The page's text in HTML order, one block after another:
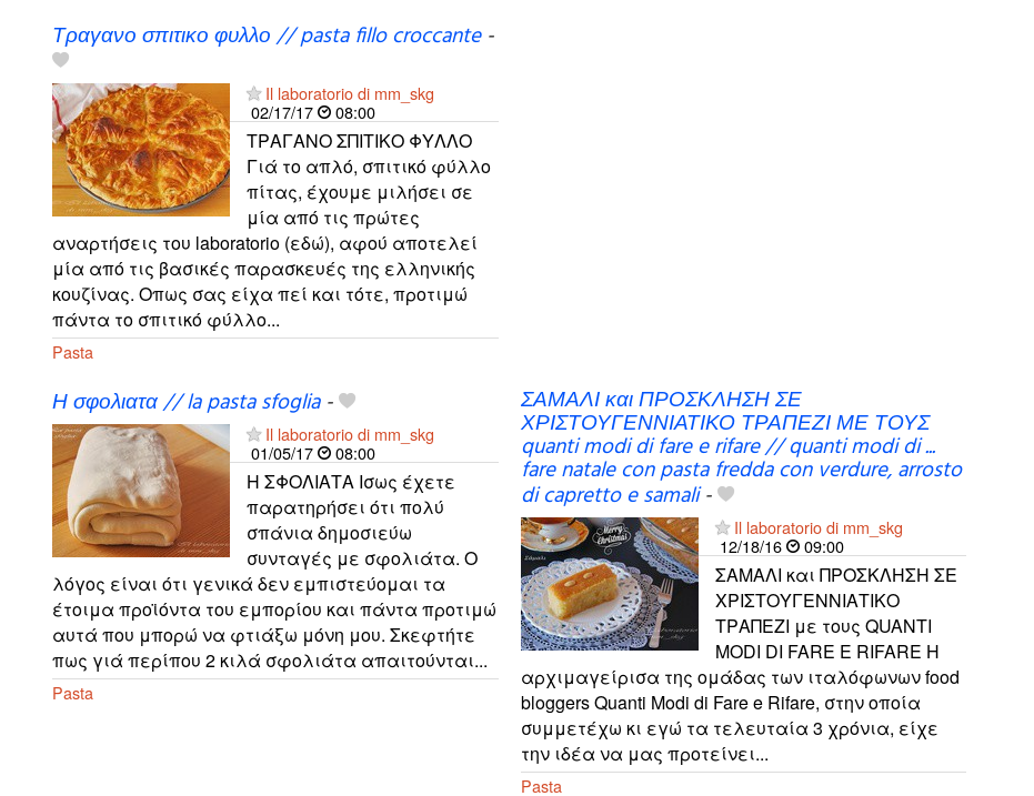
Τραγανο σπιτικο φυλλο // pasta fillo croccante-
Il laboratorio di mm_skg
02/17/17
08:00
ΤΡΑΓΑΝΟ ΣΠΙΤΙΚΟ ΦΥΛΛΟ
Γιά το απλό, σπιτικό φύλλο
πίτας, έχουμε μιλήσει σε
μία από τις πρώτες
αναρτήσεις του laboratorio (εδώ), αφού αποτελεί
μία από τις βασικές παρασκευές της ελληνικής
κουζίνας. Οπως σας είχα πεί και τότε, προτιμώ
πάντα το σπιτικό φύλλο...
Pasta
Η σφολιατα // la pasta sfoglia-
Il laboratorio di mm_skg
01/05/17
08:00
Η ΣΦΟΛΙΑΤΑ Ισως έχετε
παρατηρήσει ότι πολύ
σπάνια δημοσιεύω
συνταγές με σφολιάτα. Ο
λόγος είναι ότι γενικά δεν εμπιστεύομαι τα
έτοιμα προϊόντα του εμπορίου και πάντα προτιμώ
αυτά που μπορώ να φτιάξω μόνη μου. Σκεφτήτε
πως γιά περίπου 2 κιλά σφολιάτα απαιτoύνται...
Pasta
ΣΑΜΑΛΙ και ΠΡΟΣΚΛΗΣΗ ΣΕ
ΧΡΙΣΤΟΥΓΕΝΝΙΑΤΙΚΟ ΤΡΑΠΕΖΙ ΜΕ ΤΟΥΣ
quanti modi di fare e rifare // quanti modi di ...
fare natale con pasta fredda con verdure, arrosto
di capretto e samali-
Il laboratorio di mm_skg
12/18/16
09:00
ΣΑΜΑΛΙ και ΠΡΟΣΚΛΗΣΗ ΣΕ
ΧΡΙΣΤΟΥΓΕΝΝΙΑΤΙΚΟ
ΤΡΑΠΕΖΙ με τους QUANTI
MODI DI FARE E RIFARE Η
αρχιμαγείρισα της ομάδας των ιταλόφωνων food
bloggers Quanti Modi di Fare e Rifare, στην οποία
συμμετέχω κι εγώ τα τελευταία 3 χρόνια, είχε
την ιδέα να μας προτείνει...
Pasta